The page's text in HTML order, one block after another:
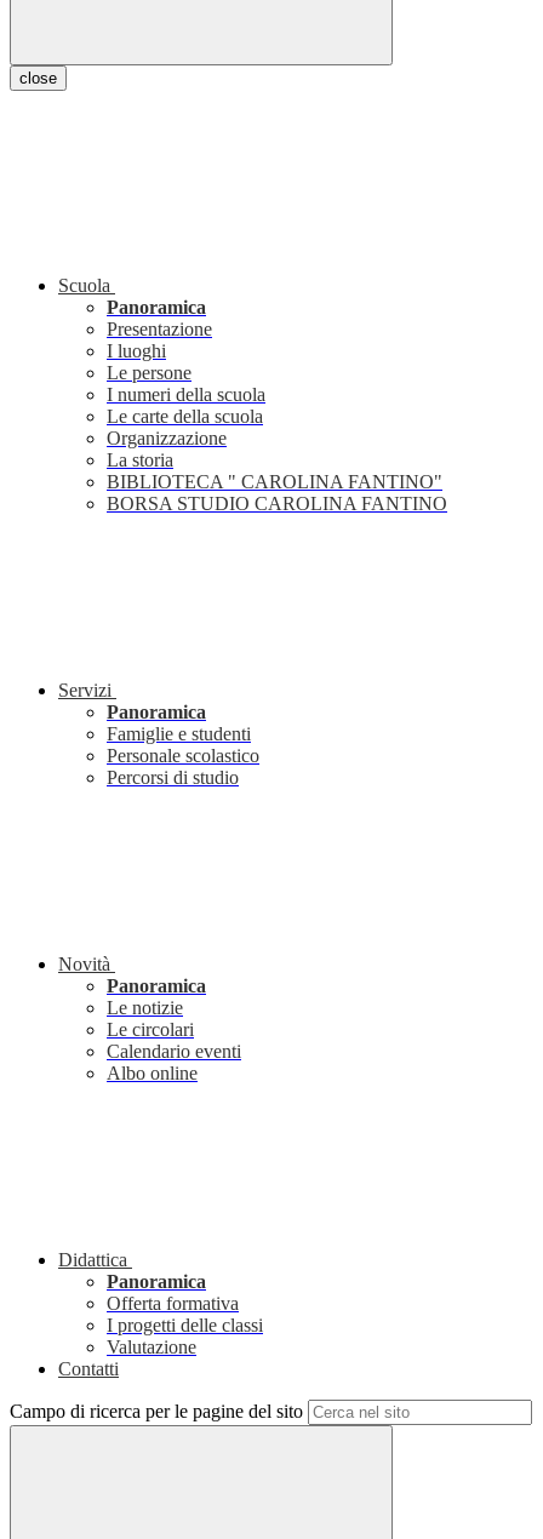
close
Scuola
Panoramica
Presentazione
I luoghi
Le persone
I numeri della scuola
Le carte della scuola
Organizzazione
La storia
BIBLIOTECA " CAROLINA FANTINO"
BORSA STUDIO CAROLINA FANTINO
Servizi
Panoramica
Famiglie e studenti
Personale scolastico
Percorsi di studio
Novità
Panoramica
Le notizie
Le circolari
Calendario eventi
Albo online
Didattica
Panoramica
Offerta formativa
I progetti delle classi
Valutazione
Contatti
Campo di ricerca per le pagine del sito